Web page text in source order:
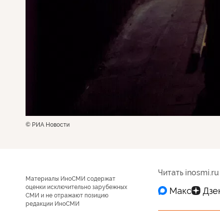
© РИА Новости
Материалы ИноСМИ содержат
оценки исключительно зарубежных
СМИ и не отражают позицию
редакции ИноСМИ
Читать inosmi.ru